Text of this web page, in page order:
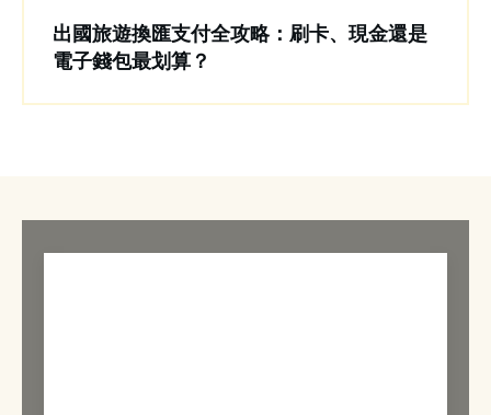
出國旅遊換匯支付全攻略：刷卡、現金還是
電子錢包最划算？